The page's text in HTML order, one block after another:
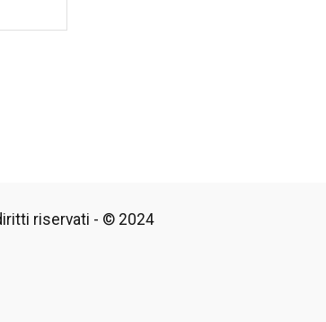
riservati - © 2024